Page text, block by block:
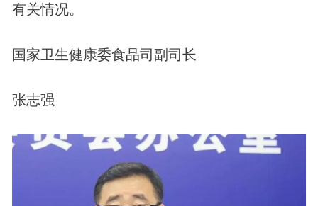
有关情况。
国家卫生健康委食品司副司长
张志强